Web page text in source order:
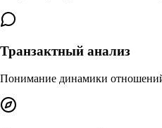
Транзактный анализ
Понимание динамики